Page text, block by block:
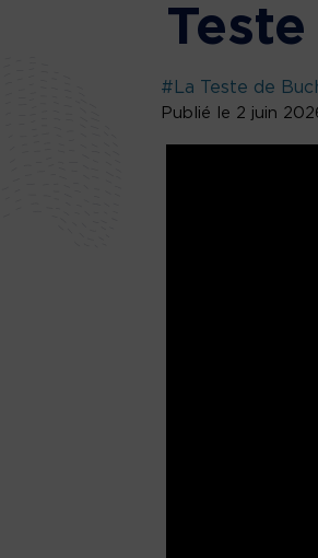
#La Teste de
Publié le 2 juin